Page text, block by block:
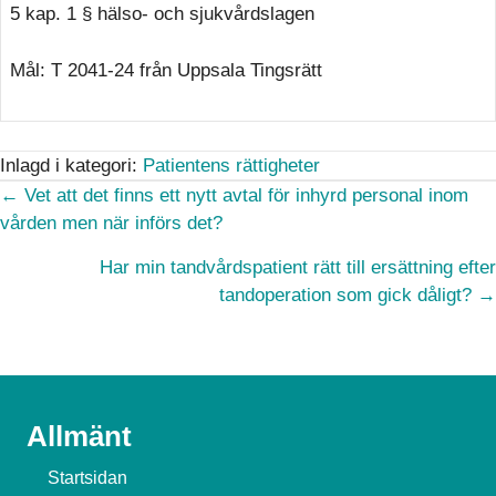
5 kap. 1 § hälso- och sjukvårdslagen
Mål: T 2041-24 från Uppsala Tingsrätt
Inlagd i kategori: Patientens rättigheter
Posts
navigation
← Vet att det finns ett nytt avtal för inhyrd personal inom
vården men när införs det?
Har min tandvårdspatient rätt till ersättning efter
tandoperation som gick dåligt? →
Allmänt
Startsidan